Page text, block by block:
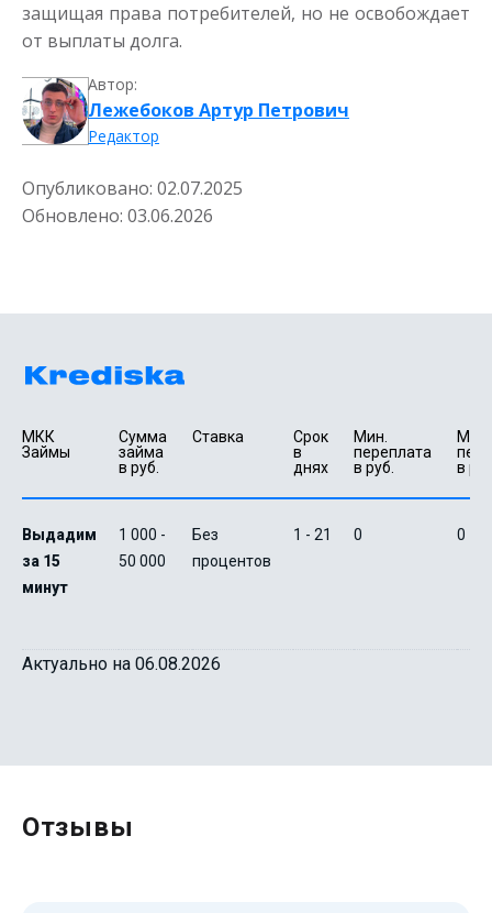
защищая права потребителей, но не освобождает
от выплаты долга.
Автор:
Лежебоков Артур Петрович
Редактор
Опубликовано: 02.07.2025
Обновлено: 03.06.2026
МКК
Займы
Сумма
займа
в руб.
Ставка
Срок
в
днях
Мин.
переплата
в руб.
в
Выдадим
за 15
минут
1 000 -
50 000
Без
процентов
1 - 21 0 0
Актуально на 06.08.2026
Отзывы